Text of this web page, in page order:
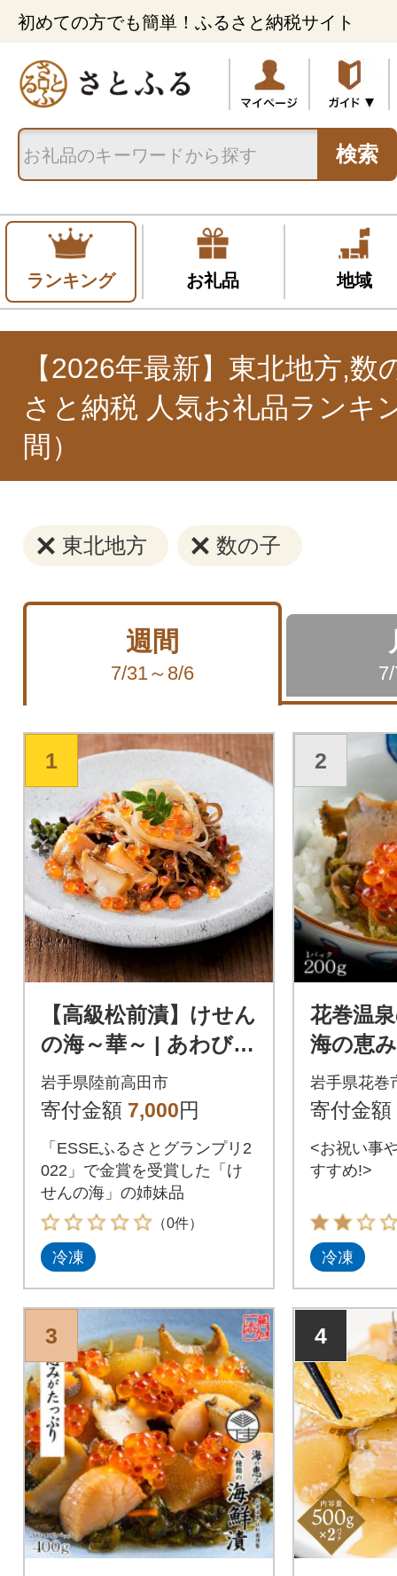
初めての方でも簡単！ふるさと納税サイト
検索
ランキング お礼品 地域
【2026年最新】東北地方,数
さと納税 人気お礼品ランキ
間）
東北地方 数の子
週間
7/31～8/6
1
【高級松前漬】けせん
の海～華～ | あわび
数の子 いくら ふかひ
れ 冷凍 ギフト 海鮮丼
岩手県陸前高田市
寄付金額 7,000円
「ESSEふるさとグランプリ2
022」で金賞を受賞した「け
せんの海」の姉妹品
（0件）
冷凍
2
花巻温
海の恵
漬
岩手県花巻
寄付金額
<お祝い事
すすめ!>
冷凍
3 4